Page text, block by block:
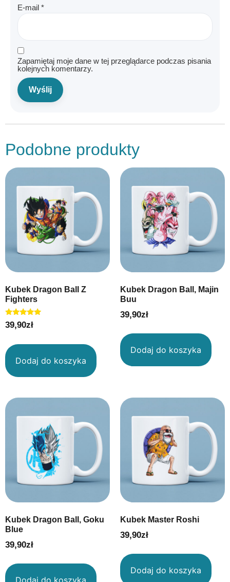
E-mail *
Zapamiętaj moje dane w tej przeglądarce podczas pisania
kolejnych komentarzy.
Podobne produkty
Kubek Dragon Ball Z
Fighters
Oceniono
5.00
39,90zł
Dodaj do koszyka
Kubek Dragon Ball, Majin
Buu
39,90zł
Dodaj do koszyka
Kubek Dragon Ball, Goku
Blue
39,90zł
Kubek Master Roshi
39,90zł
Dodaj do koszyka